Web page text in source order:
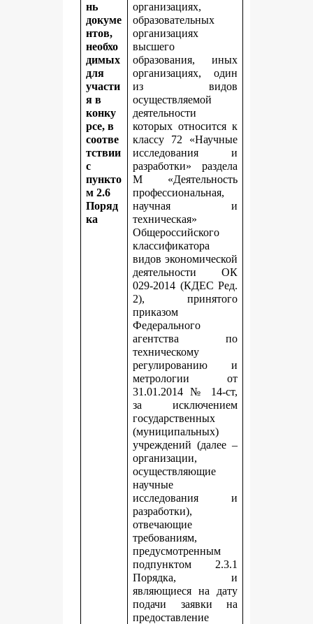
нь
докуме
нтов,
необхо
димых
для
участи
я в
конку
рсе, в
соотве
тствии
с
пункто
м 2.6
Поряд
ка
организациях,
образовательных
организациях
высшего
образования, иных
организациях, один
из видов
осуществляемой
деятельности
которых относится к
классу 72 «Научные
исследования и
разработки» раздела
M «Деятельность
профессиональная,
научная и
техническая»
Общероссийского
классификатора
видов экономической
деятельности ОК
029-2014 (КДЕС Ред.
2), принятого
приказом
Федерального
агентства по
техническому
регулированию и
метрологии от
31.01.2014 № 14-ст,
за исключением
государственных
(муниципальных)
учреждений (далее –
организации,
осуществляющие
научные
исследования и
разработки),
отвечающие
требованиям,
предусмотренным
подпунктом 2.3.1
Порядка, и
являющиеся на дату
подачи заявки на
предоставление